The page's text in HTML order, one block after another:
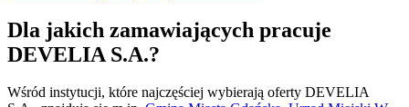
Dla jakich zamawiających pracuje
DEVELIA S.A.?
Wśród instytucji, które najczęściej wybierają oferty DEVELIA